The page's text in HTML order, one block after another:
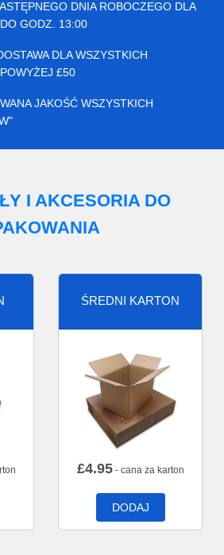
DNIA ROBOCZEGO DLA
GODZ. 13:00
DLA WSZYSTKICH
£50
JAKOŚĆ WSZYSTKICH
I AKCESORIA DO
ŚREDNI KARTON
£4.95- cana za karton
DODAJ